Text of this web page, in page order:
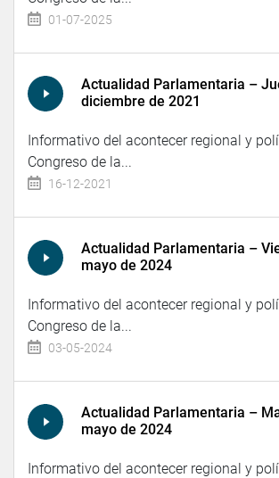
01-07-2025
Actualidad Parlamentaria –
diciembre de 2021
Informativo del acontecer regional y
Congreso de la...
16-12-2021
Actualidad Parlamentaria –
mayo de 2024
Informativo del acontecer regional y
Congreso de la...
03-05-2024
Actualidad Parlamentaria –
mayo de 2024
Informativo del acontecer regional y